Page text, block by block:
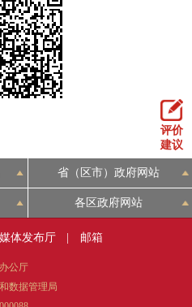
评价
建议
省（区市）政府网站
各区政府网站
体发布厅 邮箱
公厅
数据管理局